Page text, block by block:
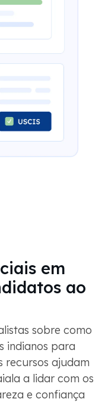
em
ao
sobre como
indianos para
recursos ajudam
a lidar com os
e confiança